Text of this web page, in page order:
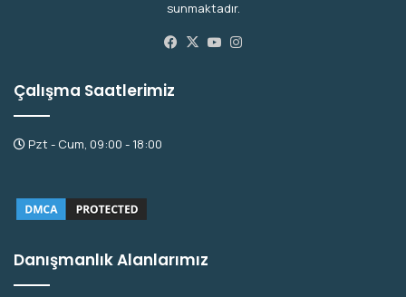
sunmaktadır.
Facebook
X YouTube
Çalışma Saatlerimiz
Pzt - Cum, 09:00 - 18:00
Danışmanlık Alanlarımız